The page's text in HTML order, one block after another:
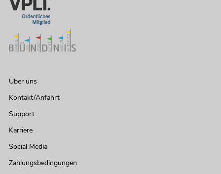
Über uns
Kontakt/Anfahrt
Support
Karriere
Social Media
Zahlungsbedingungen